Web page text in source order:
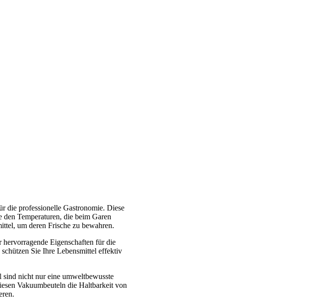
die professionelle Gastronomie. Diese
Temperaturen, die beim Garen
um deren Frische zu bewahren.
Eigenschaften für die
Sie Ihre Lebensmittel effektiv
nicht nur eine umweltbewusste
Vakuumbeuteln die Haltbarkeit von